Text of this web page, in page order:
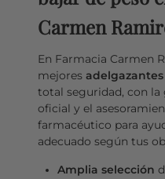
Carmen
En Farmacia Carmen
mejores
total seguridad, con la
oficial y el
farmacéutico para
adecuado según tus
Amplia selección